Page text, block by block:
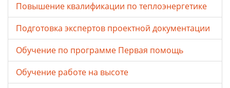
Повышение квалификации по теплоэнергетике
Подготовка экспертов проектной документации
Обучение по программе Первая помощь
Обучение работе на высоте